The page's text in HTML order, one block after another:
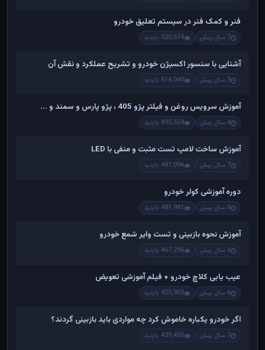
فنر و کمک فنر در سیستم تعلیق خودرو
7 سال پیش 520,574 بازدید
آشنایی با سنسور اکسیژن خودرو و تشریح عملکرد و نقش آن
5 سال پیش 514,040 بازدید
آموزش سرویس روغن و فیلتر پژو 405 ، پژو پارس و سمند و ...
4 سال پیش 495,559 بازدید
آموزش ساخت لامپ تست مثبت و منفی با LED
7 سال پیش 487,096 بازدید
دوره آموزشی کولر خودرو
6 سال پیش 481,981 بازدید
آموزش نحوه بازبینی و تست وایر شمع خودرو
6 سال پیش 467,296 بازدید
عیب یابی کلاچ خودرو + فیلم آموزشی تعویض
6 سال پیش 455,955 بازدید
اگر خودرو یکباره خاموش کرد چه مواردی باید بازبینی گردند؟
7 سال پیش 439,455 بازدید